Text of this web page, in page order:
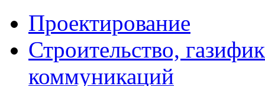
Проектирование
Строительство,
коммуникаций